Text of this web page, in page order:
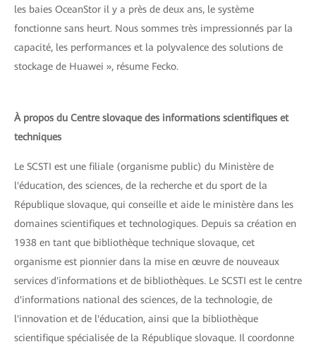
les baies OceanStor il y a près de deux ans, le système
fonctionne sans heurt. Nous sommes très impressionnés par la
capacité, les performances et la polyvalence des solutions de
stockage de Huawei », résume Fecko.
À propos du Centre slovaque des informations scientifiques et
techniques
Le SCSTI est une filiale (organisme public) du Ministère de
l'éducation, des sciences, de la recherche et du sport de la
République slovaque, qui conseille et aide le ministère dans les
domaines scientifiques et technologiques. Depuis sa création en
1938 en tant que bibliothèque technique slovaque, cet
organisme est pionnier dans la mise en œuvre de nouveaux
services d'informations et de bibliothèques. Le SCSTI est le centre
d'informations national des sciences, de la technologie, de
l'innovation et de l'éducation, ainsi que la bibliothèque
scientifique spécialisée de la République slovaque. Il coordonne